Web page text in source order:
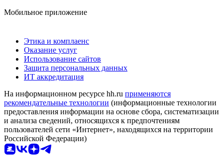
Мобильное приложение
Этика и комплаенс
Оказание услуг
Использование сайтов
Защита персональных данных
ИТ аккредитация
На информационном ресурсе hh.ru применяются
рекомендательные технологии (информационные технологии
предоставления информации на основе сбора, систематизации
и анализа сведений, относящихся к предпочтениям
пользователей сети «Интернет», находящихся на территории
Российской Федерации)